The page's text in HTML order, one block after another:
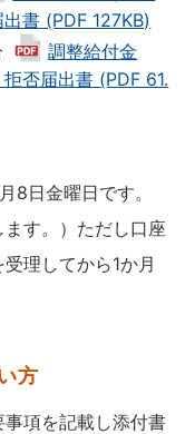
書 (PDF 127KB)
調整給付金
否届出書 (PDF 61.
8日金曜日です。
ます。）ただし口座
理してから1か月
方
項を記載し添付書